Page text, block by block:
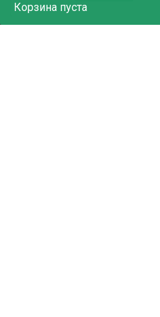
Корзина пуста